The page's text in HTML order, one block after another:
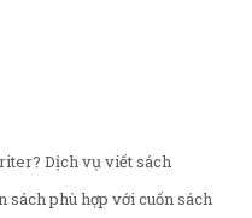
Dịch vụ viết sách
phù hợp với cuốn sách